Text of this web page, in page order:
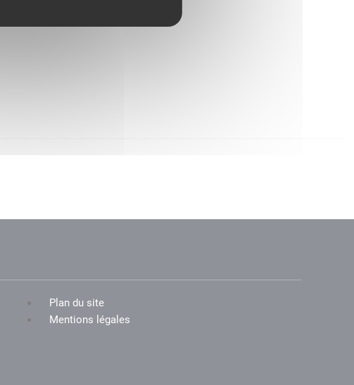
Plan du site
Mentions légales